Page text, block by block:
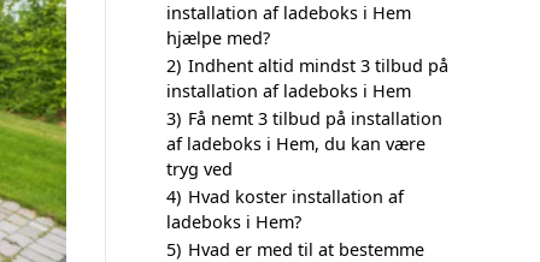
installation af ladeboks i Hem
hjælpe med?
2) Indhent altid mindst 3 tilbud på
installation af ladeboks i Hem
3) Få nemt 3 tilbud på installation
af ladeboks i Hem, du kan være
tryg ved
4) Hvad koster installation af
ladeboks i Hem?
5) Hvad er med til at bestemme